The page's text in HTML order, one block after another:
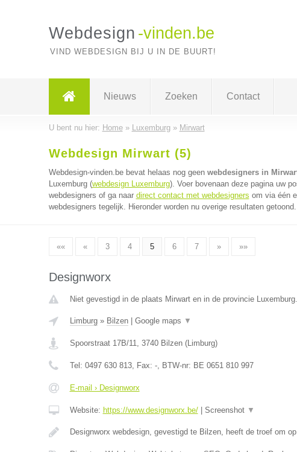
Webdesign -vinden.be
VIND WEBDESIGN BIJ U IN DE BUURT!
Nieuws Zoeken Contact
U bent nu hier: Home» Luxemburg» Mirwart
Webdesign Mirwart (5)
Webdesign-vinden.be bevat helaas nog geen webdesigners in
Luxemburg (webdesign Luxemburg). Voer bovenaan deze pagina uw
webdesigners of ga naar direct contact met webdesigners om via één
webdesigners tegelijk. Hieronder worden nu overige resultaten getoond.
«« « 3 4 5 6 7 » »»
Designworx
Niet gevestigd in de plaats Mirwart en in de provincie Luxemburg.
Limburg» Bilzen| Google maps ▼
Spoorstraat 17B/11, 3740 Bilzen(Limburg)
Tel: 0497 630 813, Fax: -, BTW-nr: BE 0651 810 997
E-mail › Designworx
Website: https://www.designworx.be/| Screenshot ▼
Designworx webdesign, gevestigd te Bilzen, heeft de troef om